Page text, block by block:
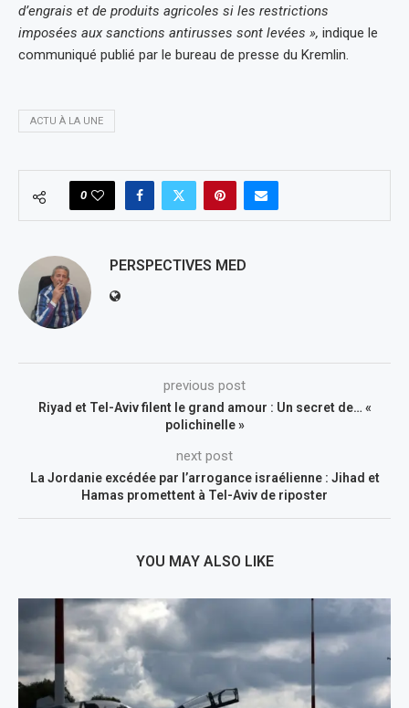
d’engrais et de produits agricoles si les restrictions
imposées aux sanctions antirusses sont levées », indique le
communiqué publié par le bureau de presse du Kremlin.
ACTU À LA UNE
0
PERSPECTIVES MED
previous post
Riyad et Tel-Aviv filent le grand amour : Un secret de… «
polichinelle »
next post
La Jordanie excédée par l’arrogance israélienne : Jihad et
Hamas promettent à Tel-Aviv de riposter
YOU MAY ALSO LIKE